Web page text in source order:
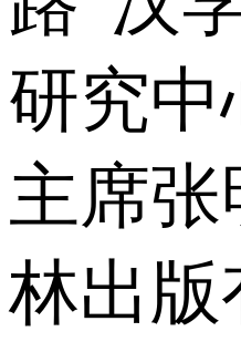
研究
主席
林出版